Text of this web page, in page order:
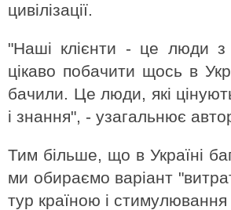
цивілізації.
"Наші клієнти - це люди з
цікаво побачити щось в
бачили. Це люди, які
і знання", - узагальнює
Тим більше, що в Україні
ми обираємо варіант
тур країною і стимулювання